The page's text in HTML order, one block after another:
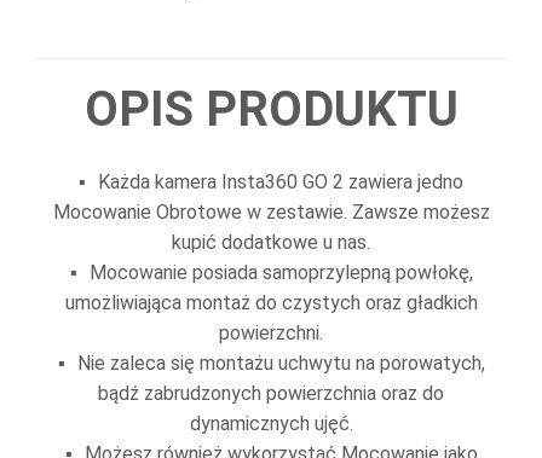
OPIS PRODUKTU
Każda kamera Insta360 GO 2 zawiera jedno
Mocowanie Obrotowe w zestawie. Zawsze możesz
kupić dodatkowe u nas.
Mocowanie posiada samoprzylepną powłokę,
umożliwiająca montaż do czystych oraz gładkich
powierzchni.
Nie zaleca się montażu uchwytu na porowatych,
bądź zabrudzonych powierzchnia oraz do
dynamicznych ujęć.